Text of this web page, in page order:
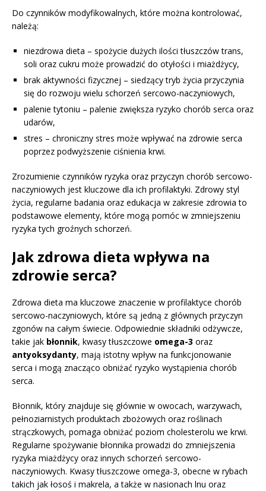
Do czynników modyfikowalnych, które można kontrolować,
należą:
niezdrowa dieta – spożycie dużych ilości tłuszczów trans,
soli oraz cukru może prowadzić do otyłości i miażdżycy,
brak aktywności fizycznej – siedzący tryb życia przyczynia
się do rozwoju wielu schorzeń sercowo-naczyniowych,
palenie tytoniu – palenie zwiększa ryzyko chorób serca oraz
udarów,
stres – chroniczny stres może wpływać na zdrowie serca
poprzez podwyższenie ciśnienia krwi.
Zrozumienie czynników ryzyka oraz przyczyn chorób sercowo-
naczyniowych jest kluczowe dla ich profilaktyki. Zdrowy styl
życia, regularne badania oraz edukacja w zakresie zdrowia to
podstawowe elementy, które mogą pomóc w zmniejszeniu
ryzyka tych groźnych schorzeń.
Jak zdrowa dieta wpływa na
zdrowie serca?
Zdrowa dieta ma kluczowe znaczenie w profilaktyce chorób
sercowo-naczyniowych, które są jedną z głównych przyczyn
zgonów na całym świecie. Odpowiednie składniki odżywcze,
takie jak błonnik, kwasy tłuszczowe omega-3 oraz
antyoksydanty, mają istotny wpływ na funkcjonowanie
serca i mogą znacząco obniżać ryzyko wystąpienia chorób
serca.
Błonnik, który znajduje się głównie w owocach, warzywach,
pełnoziarnistych produktach zbożowych oraz roślinach
strączkowych, pomaga obniżać poziom cholesterolu we krwi.
Regularne spożywanie błonnika prowadzi do zmniejszenia
ryzyka miażdżycy oraz innych schorzeń sercowo-
naczyniowych. Kwasy tłuszczowe omega-3, obecne w rybach
takich jak łosoś i makrela, a także w nasionach lnu oraz